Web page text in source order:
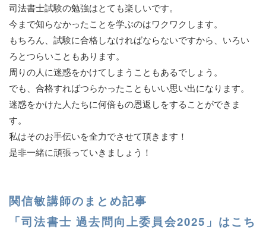
司法書士試験の勉強はとても楽しいです。
今まで知らなかったことを学ぶのはワクワクします。
もちろん、試験に合格しなければならないですから、いろい
ろとつらいこともあります。
周りの人に迷惑をかけてしまうこともあるでしょう。
でも、合格すればつらかったこともいい思い出になります。
迷惑をかけた人たちに何倍もの恩返しをすることができま
す。
私はそのお手伝いを全力でさせて頂きます！
是非一緒に頑張っていきましょう！
関信敏講師のまとめ記事
「司法書士 過去問向上委員会2025」はこち